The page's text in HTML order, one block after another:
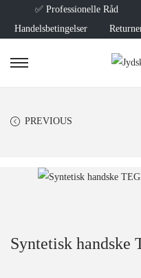
✅ Professionelle Råd
Handelsbetingelser
PREVIOUS
Syntetisk